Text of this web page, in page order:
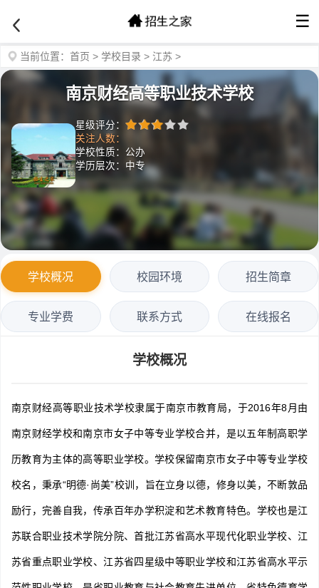
☰
当前位置： 首页 > 学校目录 > 江苏 >
南京财经高等职业技术学校
星级评分：
关注人数：
学校性质：公办
学历层次：中专
学校概况 校园环境 招生简章
专业学费 联系方式 在线报名
学校概况
南京财经高等职业技术学校隶属于南京市教育局，于2016年8月由
南京财经学校和南京市女子中等专业学校合并，是以五年制高职学
历教育为主体的高等职业学校。学校保留南京市女子中等专业学校
校名，秉承“明德·尚美”校训，旨在立身以德，修身以美，不断敦品
励行，完善自我，传承百年办学积淀和艺术教育特色。学校也是江
苏联合职业技术学院分院、首批江苏省高水平现代化职业学校、江
苏省重点职业学校、江苏省四星级中等职业学校和江苏省高水平示